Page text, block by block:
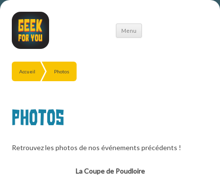
Menu
Aller
Accueil Photos
Photos
Retrouvez les photos de nos événements précédents !
La Coupe de Poudloire